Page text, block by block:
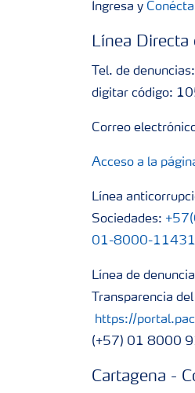
Ingresa y
Línea Directa
Tel. de
digitar código:
Correo
Acceso a la
Línea
Sociedades:
01-8000-
Línea de
Transparencia
https://
(+57) 01 8000
Cartagena -